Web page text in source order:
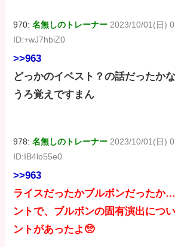
970:名無しのトレーナー 2023/10/01(日)
ID:+wJ7hbiZ0
>>963
どっかのイベスト？の話だったか
うろ覚えですまん
978:名無しのトレーナー 2023/10/01(日)
ID:IB4lo55e0
>>963
ライスだったかブルボンだったか
ントで、ブルボンの固有演出につ
ントがあったよ🥺